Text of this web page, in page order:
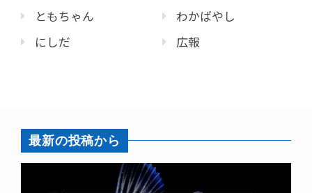
ともちゃん
にしだ
わかばやし
広報
最新の投稿から